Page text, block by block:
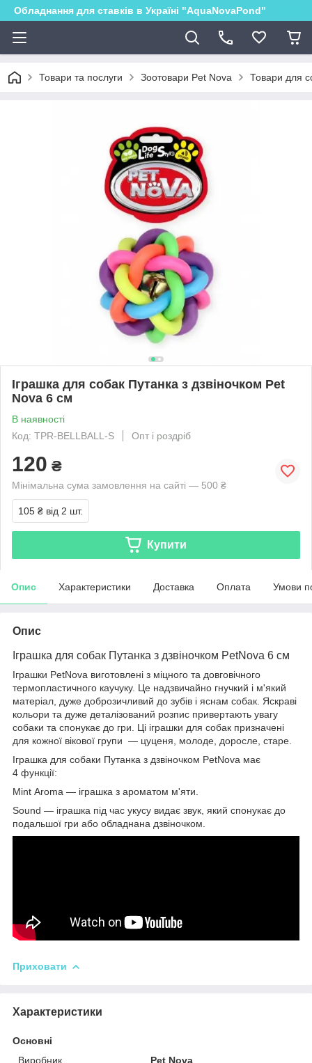
Обладнання для ставків в Україні "AquaNovaPond"
Товари та послуги Зоотовари Pet Nova Товари для
Іграшка для собак Путанка з дзвіночком Pet
Nova 6 см
В наявності
Код: TPR-BELLBALL-S
Опт і роздріб
120 ₴
Мінімальна сума замовлення на сайті — 500 ₴
105 ₴ від 2 шт.
Купити
Опис Характеристики Доставка Оплата Умови
Опис
Іграшка для собак Путанка з дзвіночком PetNova 6 см
Іграшки PetNova виготовлені з міцного та довговічного
термопластичного каучуку. Це надзвичайно гнучкий і м'який
матеріал, дуже доброзичливий до зубів і яснам собак. Яскраві
кольори та дуже деталізований розпис привертають увагу
собаки та спонукає до гри. Ці іграшки для собак призначені
для кожної вікової групи — цуценя, молоде, доросле, старе.
Іграшка для собаки Путанка з дзвіночком PetNova має
4 функції:
Mint Aroma — іграшка з ароматом м'яти.
Sound — іграшка під час укусу видає звук, який спонукає до
подальшої гри або обладнана дзвіночком.
Приховати
Характеристики
Основні
Виробник
Pet Nova